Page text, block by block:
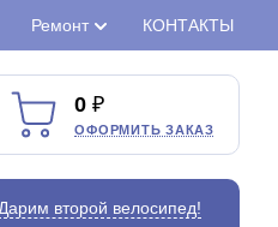
Ремонт КОНТАКТЫ
0
ОФОРМИТЬ ЗАКАЗ
второй велосипед!